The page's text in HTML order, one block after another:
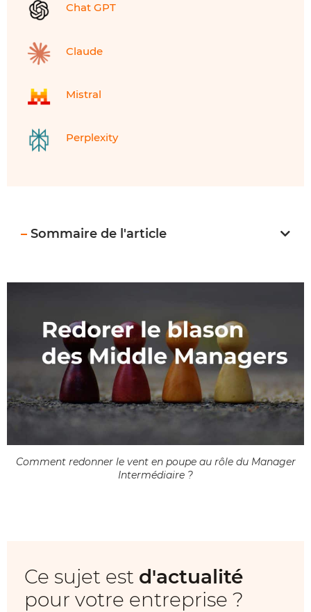
Chat GPT
Claude
Mistral
Perplexity
– Sommaire de l'article
Comment redonner le vent en poupe au rôle du Manager
Intermédiaire ?
Ce sujet est d'actualité
pour votre entreprise ?